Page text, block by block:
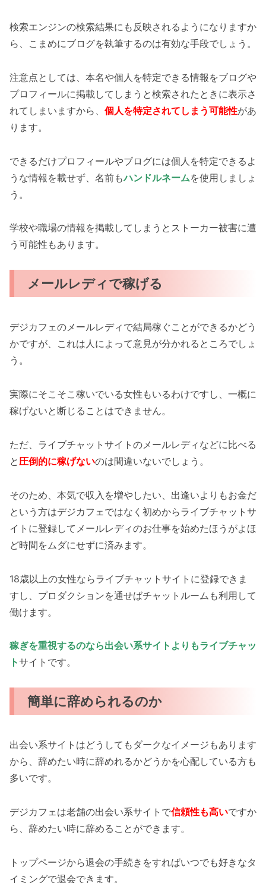
検索エンジンの検索結果にも反映されるようになりますか
ら、こまめにブログを執筆するのは有効な手段でしょう。
注意点としては、本名や個人を特定できる情報をブログや
プロフィールに掲載してしまうと検索されたときに表示さ
れてしまいますから、 個人を特定されてしまう可能性があ
ります。
できるだけプロフィールやブログには個人を特定できるよ
うな情報を載せず、名前もハンドルネームを使用しましょ
う。
学校や職場の情報を掲載してしまうとストーカー被害に遭
う可能性もあります。
メールレディで稼げる
デジカフェのメールレディで結局稼ぐことができるかどう
かですが、これは人によって意見が分かれるところでしょ
う。
実際にそこそこ稼いでいる女性もいるわけですし、一概に
稼げないと断じることはできません。
ただ、ライブチャットサイトのメールレディなどに比べる
と圧倒的に稼げないのは間違いないでしょう。
そのため、本気で収入を増やしたい、出逢いよりもお金だ
という方はデジカフェではなく初めからライブチャットサ
イトに登録してメールレディのお仕事を始めたほうがよほ
ど時間をムダにせずに済みます。
18歳以上の女性ならライブチャットサイトに登録できま
すし、プロダクションを通せばチャットルームも利用して
働けます。
稼ぎを重視するのなら出会い系サイトよりもライブチャッ
トサイトです。
簡単に辞められるのか
出会い系サイトはどうしてもダークなイメージもあります
から、辞めたい時に辞めれるかどうかを心配している方も
多いです。
デジカフェは老舗の出会い系サイトで信頼性も高いですか
ら、辞めたい時に辞めることができます。
トップページから退会の手続きをすればいつでも好きなタ
イミングで退会できます。